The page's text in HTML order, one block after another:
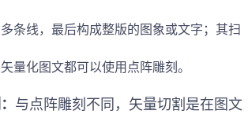
条线，最后构成整版的图象或文字；其扫
量化图文都可以使用点阵雕刻。
与点阵雕刻不同，矢量切割是在图文